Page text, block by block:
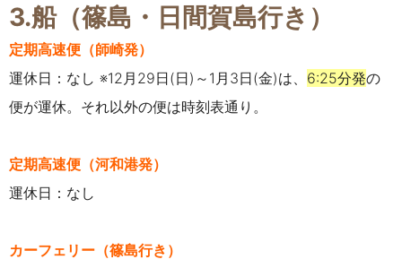
3.船（篠島・日間賀島行き）
定期高速便（師崎発）
運休日：なし ※12月29日(日)～1月3日(金)は、 6:25分発の
便が運休。それ以外の便は時刻表通り。
定期高速便（河和港発）
運休日：なし
カーフェリー（篠島行き）